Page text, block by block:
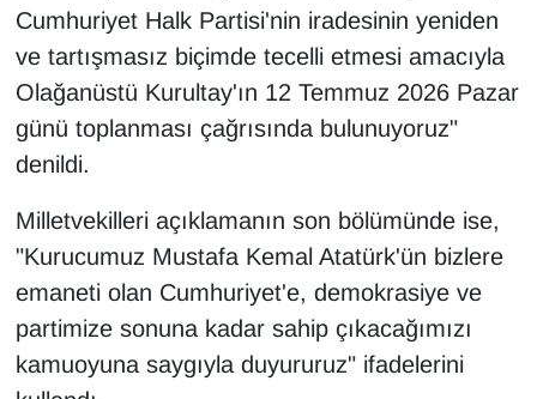
Cumhuriyet Halk Partisi'nin iradesinin yeniden
ve tartışmasız biçimde tecelli etmesi amacıyla
Olağanüstü Kurultay'ın 12 Temmuz 2026 Pazar
günü toplanması çağrısında bulunuyoruz"
denildi.
Milletvekilleri açıklamanın son bölümünde ise,
"Kurucumuz Mustafa Kemal Atatürk'ün bizlere
emaneti olan Cumhuriyet'e, demokrasiye ve
partimize sonuna kadar sahip çıkacağımızı
kamuoyuna saygıyla duyururuz" ifadelerini